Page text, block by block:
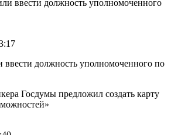
должность уполномоченного по